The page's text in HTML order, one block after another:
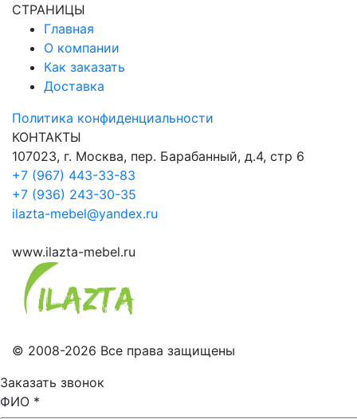
СТРАНИЦЫ
Главная
О компании
Как заказать
Доставка
Политика конфиденциальности
КОНТАКТЫ
107023, г. Москва, пер. Барабанный, д.4, стр 6
+7 (967) 443-33-83
+7 (936) 243-30-35
ilazta-mebel@yandex.ru
www.ilazta-mebel.ru
© 2008-2026 Все права защищены
Заказать звонок
ФИО *